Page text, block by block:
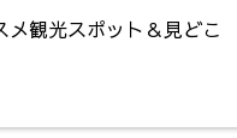
メ観光スポット＆見どこ